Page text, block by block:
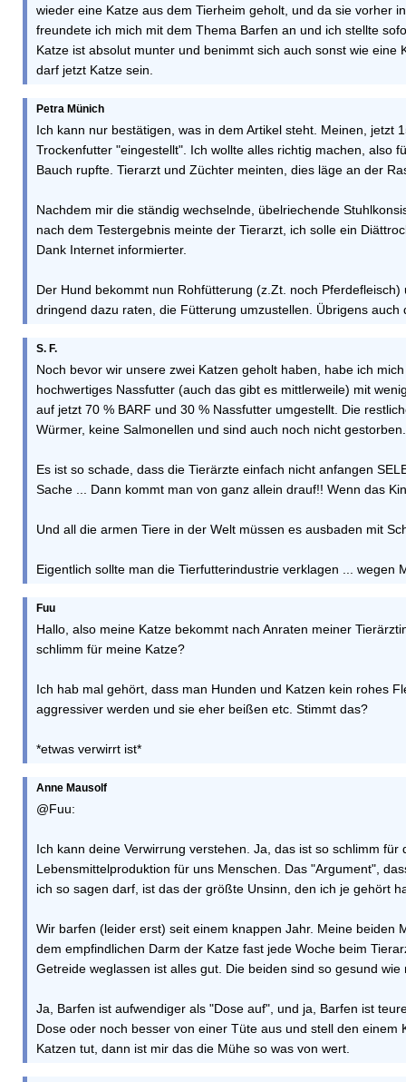
wieder eine Katze aus dem Tierheim geholt, und da sie vorher
freundete ich mich mit dem Thema Barfen an und ich stellte
Katze ist absolut munter und benimmt sich auch sonst wie
darf jetzt Katze sein.
Petra Münich
Ich kann nur bestätigen, was in dem Artikel steht. Meinen,
Trockenfutter "eingestellt". Ich wollte alles richtig machen, also
Bauch rupfte. Tierarzt und Züchter meinten, dies läge an der
Nachdem mir die ständig wechselnde, übelriechende
nach dem Testergebnis meinte der Tierarzt, ich solle ein
Dank Internet informierter.
Der Hund bekommt nun Rohfütterung (z.Zt. noch
dringend dazu raten, die Fütterung umzustellen. Übrigens
S. F.
Noch bevor wir unsere zwei Katzen geholt haben, habe ich
hochwertiges Nassfutter (auch das gibt es mittlerweile) mit
auf jetzt 70 % BARF und 30 % Nassfutter umgestellt. Die
Würmer, keine Salmonellen und sind auch noch nicht gestorben.
Es ist so schade, dass die Tierärzte einfach nicht anfangen
Sache ... Dann kommt man von ganz allein drauf!! Wenn das
Und all die armen Tiere in der Welt müssen es ausbaden mit
Eigentlich sollte man die Tierfutterindustrie verklagen ... wegen
Fuu
Hallo, also meine Katze bekommt nach Anraten meiner
schlimm für meine Katze?
Ich hab mal gehört, dass man Hunden und Katzen kein rohes
aggressiver werden und sie eher beißen etc. Stimmt das?
*etwas verwirrt ist*
Anne Mausolf
@Fuu:
Ich kann deine Verwirrung verstehen. Ja, das ist so schlimm
Lebensmittelproduktion für uns Menschen. Das "Argument",
ich so sagen darf, ist das der größte Unsinn, den ich je gehört
Wir barfen (leider erst) seit einem knappen Jahr. Meine beiden
dem empfindlichen Darm der Katze fast jede Woche beim
Getreide weglassen ist alles gut. Die beiden sind so gesund wie
Ja, Barfen ist aufwendiger als "Dose auf", und ja, Barfen ist
Dose oder noch besser von einer Tüte aus und stell den
Katzen tut, dann ist mir das die Mühe so was von wert.